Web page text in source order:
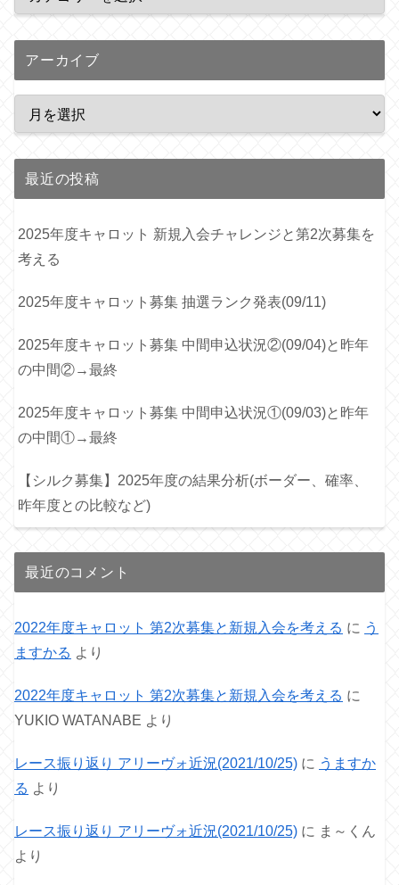
アーカイブ
最近の投稿
2025年度キャロット 新規入会チャレンジと第2次募集を
考える
2025年度キャロット募集 抽選ランク発表(09/11)
2025年度キャロット募集 中間申込状況②(09/04)と昨年
の中間②→最終
2025年度キャロット募集 中間申込状況①(09/03)と昨年
の中間①→最終
【シルク募集】2025年度の結果分析(ボーダー、確率、
昨年度との比較など)
最近のコメント
2022年度キャロット 第2次募集と新規入会を考える に う
ますかる より
2022年度キャロット 第2次募集と新規入会を考える に
YUKIO WATANABE より
レース振り返り アリーヴォ近況(2021/10/25) に うますか
る より
レース振り返り アリーヴォ近況(2021/10/25) に ま～くん
より